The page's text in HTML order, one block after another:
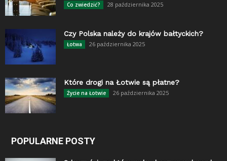
Co zwiedzić? 28 października 2025
Czy Polska należy do krajów bałtyckich?
Łotwa 26 października 2025
Które drogi na Łotwie są płatne?
Życie na Łotwie 26 października 2025
POPULARNE POSTY